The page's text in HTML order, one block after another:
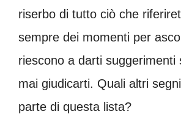
riserbo di tutto ciò che
sempre dei momenti per
riescono a darti suggerimenti
mai giudicarti. Quali altri
parte di questa lista?